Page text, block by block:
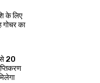
के लिए
गोचर का
से 20